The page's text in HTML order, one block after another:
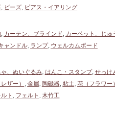
, ビーズ, ピアス・イアリング
, カーテン、ブラインド, カーペット、じゅ
ャンドル, ランプ, ウェルカムボード
、ぬいぐるみ, はんこ・スタンプ, せっけ
ザー） , 金属, 陶磁器, 粘土, 花（フラワー
ト , フェルト , 木竹工